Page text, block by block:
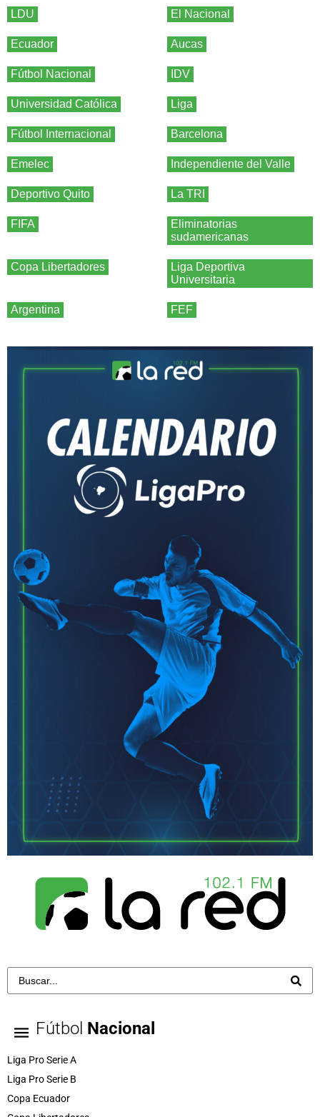
LDU El Nacional
Ecuador Aucas
Fútbol Nacional IDV
Universidad Católica Liga
Fútbol Internacional Barcelona
Emelec Independiente del Valle
Deportivo Quito La TRI
FIFA
Eliminatorias
sudamericanas
Copa Libertadores
Liga Deportiva
Universitaria
Argentina FEF
Fútbol Nacional
Liga Pro Serie A
Liga Pro Serie B
Copa Ecuador